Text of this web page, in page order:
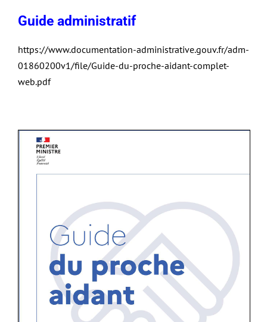
Guide administratif
https://www.documentation-administrative.gouv.fr/adm-
01860200v1/file/Guide-du-proche-aidant-complet-
web.pdf